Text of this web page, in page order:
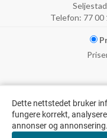
Telefon: 77 00
Dette nettstedet bruker
fungere korrekt,
annonser og annonsering.